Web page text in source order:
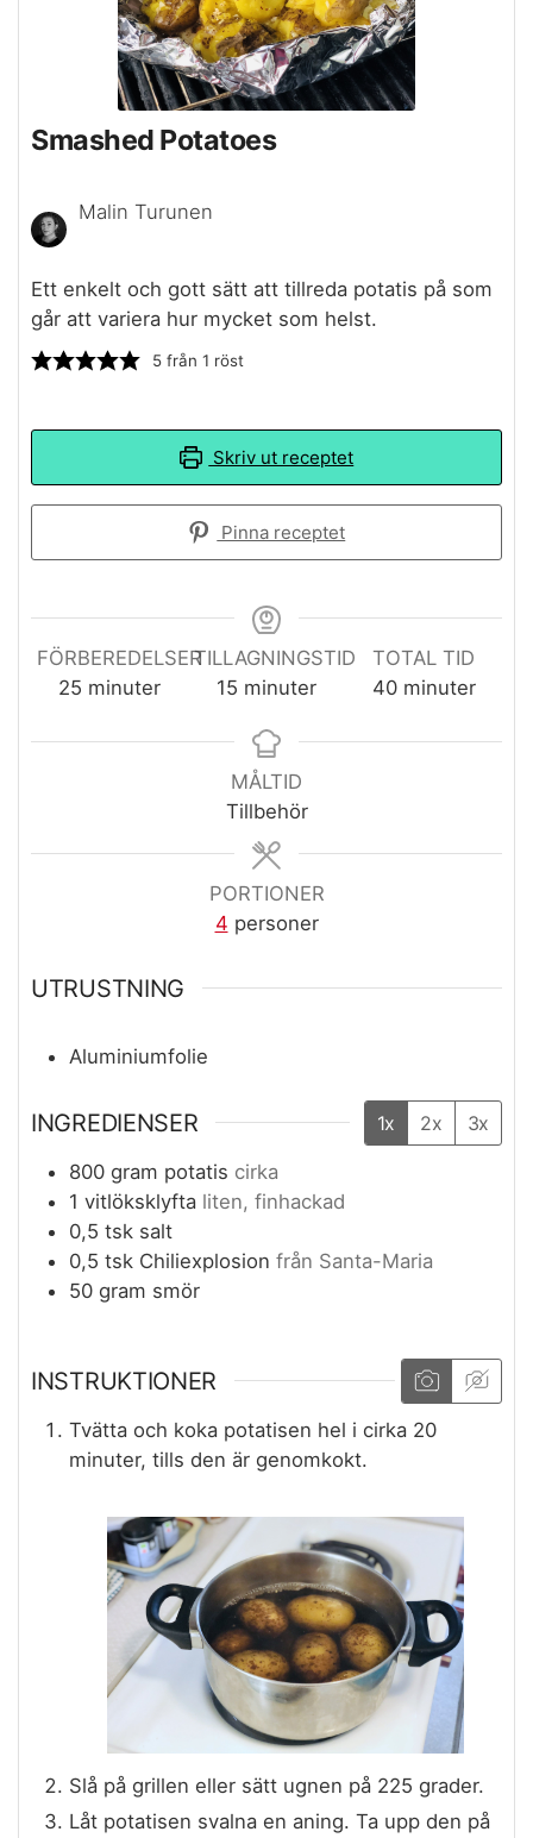
Smashed Potatoes
Malin Turunen
Ett enkelt och gott sätt att tillreda potatis på som
går att variera hur mycket som helst.
5från 1 röst
Skriv ut receptet
Pinna receptet
FÖRBEREDELSER
25 minuter
minuter
TILLAGNINGSTID
15 minuter
minuter
TOTAL TID
40minuter
minuter
MÅLTID
Tillbehör
PORTIONER
4 personer
UTRUSTNING
Aluminiumfolie
INGREDIENSER 1x 2x 3x
800 gram potatis cirka
1 vitlöksklyfta liten, finhackad
0,5 tsk salt
0,5 tsk Chiliexplosion från Santa-Maria
50 gram smör
INSTRUKTIONER
Tvätta och koka potatisen hel i cirka 20
minuter, tills den är genomkokt.
Slå på grillen eller sätt ugnen på 225 grader.
Låt potatisen svalna en aning. Ta upp den på